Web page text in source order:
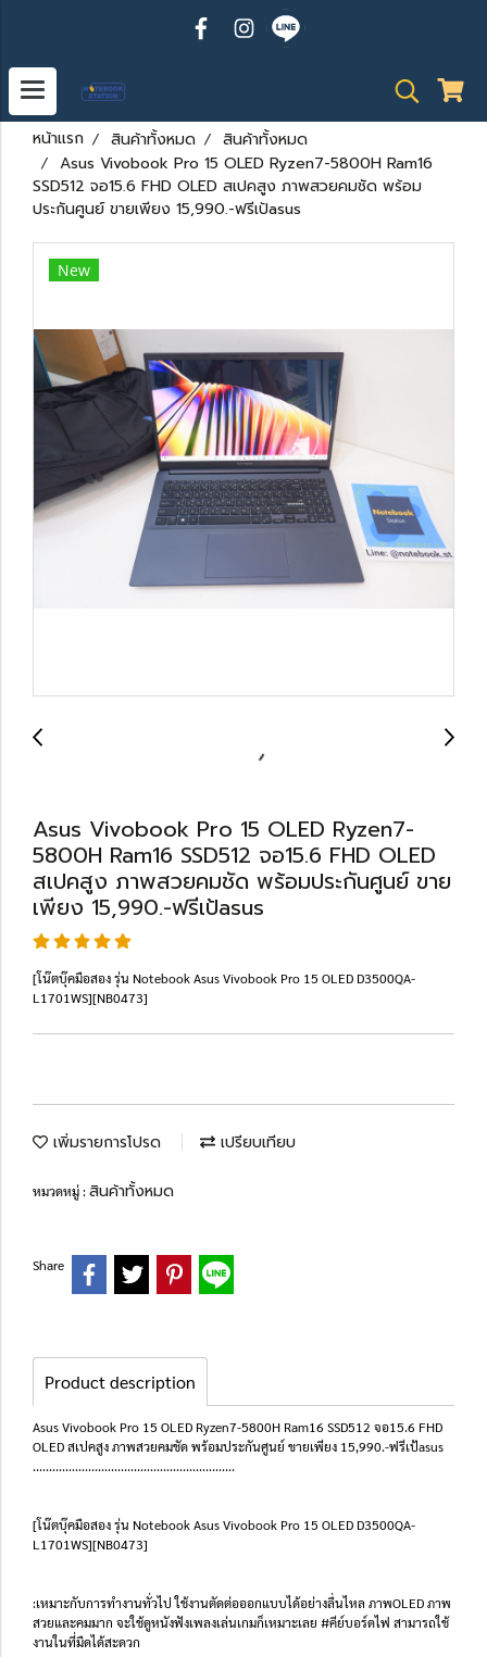
หน้าแรก สินค้าทั้งหมด
สินค้าทั้งหมด
Asus Vivobook Pro 15 OLED Ryzen7-5800H Ram16
SSD512 จอ15.6 FHD OLED สเปคสูง ภาพสวยคมชัด พร้อม
ประกันศูนย์ ขายเพียง 15,990.-ฟรีเป้asus
New
Asus Vivobook Pro 15 OLED Ryzen7-
5800H Ram16 SSD512 จอ15.6 FHD OLED
สเปคสูง ภาพสวยคมชัด พร้อมประกันศูนย์ ขาย
เพียง 15,990.-ฟรีเป้asus
[โน๊ตบุ๊คมือสอง รุ่น Notebook Asus Vivobook Pro 15 OLED D3500QA-
L1701WS][NB0473]
เพิ่มรายการโปรด เปรียบเทียบ
หมวดหมู่ :สินค้าทั้งหมด
Share
Product description
Asus Vivobook Pro 15 OLED Ryzen7-5800H Ram16 SSD512 จอ15.6 FHD
OLED สเปคสูง ภาพสวยคมชัด พร้อมประกันศูนย์ ขายเพียง 15,990.-ฟรีเป้asus
..............................................................
[โน๊ตบุ๊คมือสอง รุ่น Notebook Asus Vivobook Pro 15 OLED D3500QA-
L1701WS][NB0473]
:เหมาะกับการทำงานทั่วไป ใช้งานตัดต่อออกแบบได้อย่างลื่นไหล ภาพOLED ภาพ
สวยและคมมาก จะใช้ดูหนังฟังเพลงเล่นเกมก็เหมาะเลย #คีย์บอร์ดไฟ สามารถใช้
งานในที่มืดได้สะดวก